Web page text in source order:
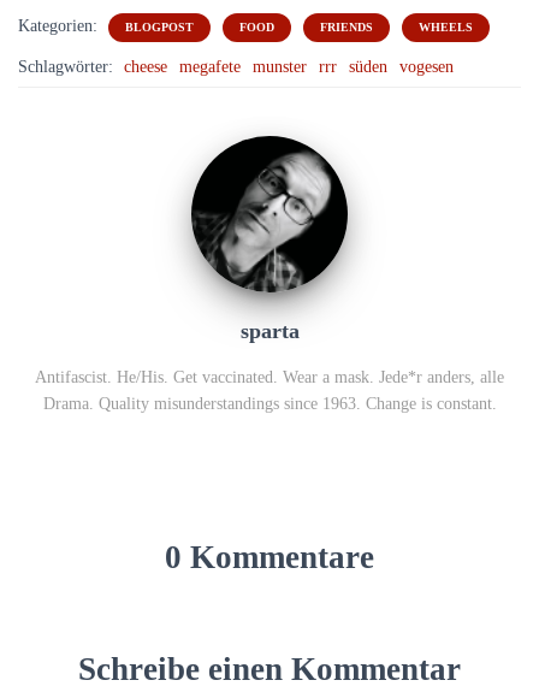
Kategorien: BLOGPOST FOOD FRIENDS WHEELS
Schlagwörter: cheese megafete munster rrr süden vogesen
sparta
Antifascist. He/His. Get vaccinated. Wear a mask. Jede*r anders, alle
Drama. Quality misunderstandings since 1963. Change is constant.
0 Kommentare
Schreibe einen Kommentar